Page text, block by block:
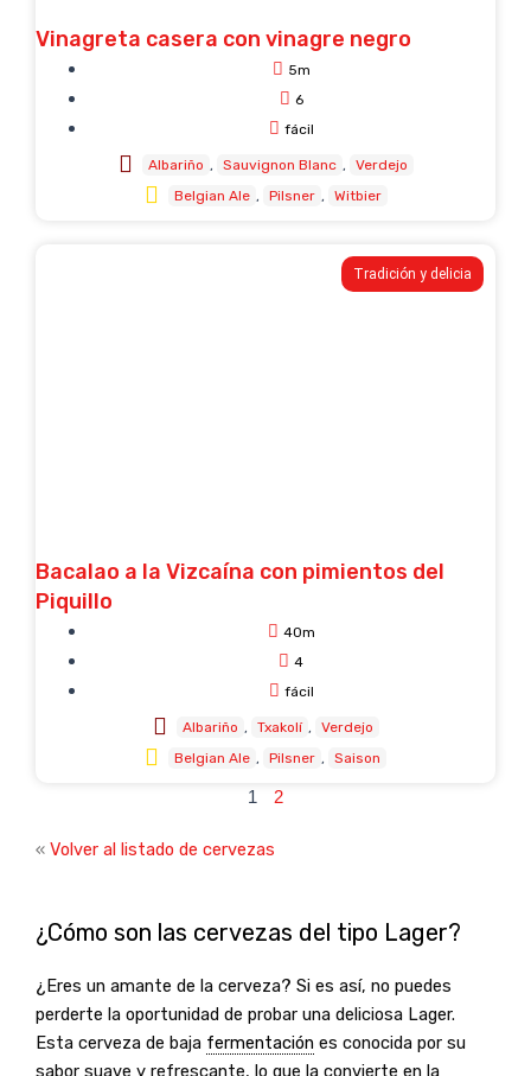
Vinagreta casera con vinagre negro
5m
6
fácil
Albariño Sauvignon Blanc
Verdejo
Belgian Ale
Pilsner Witbier
Tradición y delicia
Bacalao a la Vizcaína con pimientos del
Piquillo
40m
4
fácil
Albariño Txakolí
Verdejo
Belgian Ale
Pilsner Saison
1 2
« Volver al listado de cervezas
¿Cómo son las cervezas del tipo Lager?
¿Eres un amante de la cerveza? Si es así, no puedes
perderte la oportunidad de probar una deliciosa Lager.
Esta cerveza de baja fermentación es conocida por su
sabor suave y refrescante, lo que la convierte en la